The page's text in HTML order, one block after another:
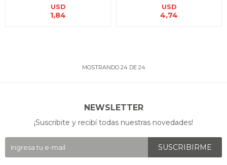
USD
1,84
USD
4,74
MOSTRANDO 24DE 24
NEWSLETTER
¡Suscribite y recibí todas nuestras novedades!
SUSCRIBIRME